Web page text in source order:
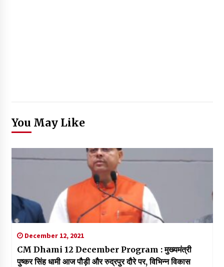
You May Like
December 12, 2021
CM Dhami 12 December Program : मुख्यमंत्री
पुष्कर सिंह धामी आज पौड़ी और रुद्रपुर दौरे पर, विभिन्न विकास